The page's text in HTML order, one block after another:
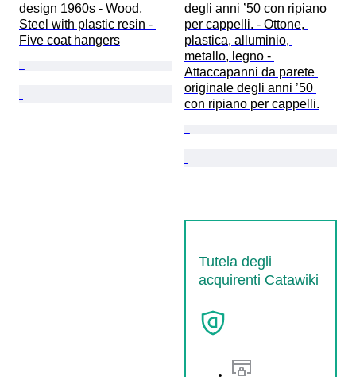
design 1960s - Wood,
Steel with plastic resin -
Five coat hangers
degli anni ’50 con ripiano
per cappelli. - Ottone,
plastica, alluminio,
metallo, legno -
Attaccapanni da parete
originale degli anni ’50
con ripiano per cappelli.
Tutela degli
acquirenti Catawiki